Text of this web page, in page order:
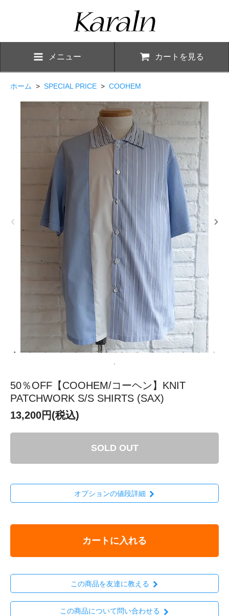
メニュー カートを見る
ホーム > SPECIAL PRICE > COOHEM
50％OFF【COOHEM/コーヘン】KNIT
PATCHWORK S/S SHIRTS (SAX)
13,200円(税込)
SOLD OUT
オプションの値段詳細
カートに入れる
この商品を友達に教える
この商品について問い合わせる